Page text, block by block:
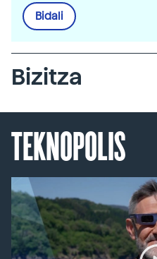
Bidali
Bizitza
TEKNOPOLIS